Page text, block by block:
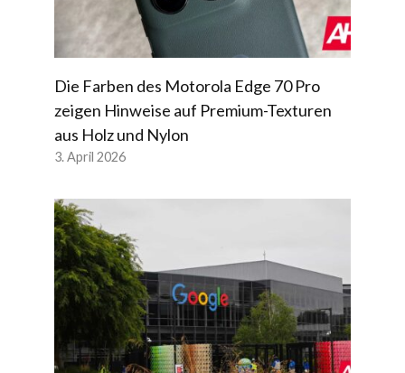
Die Farben des Motorola Edge 70 Pro
zeigen Hinweise auf Premium-Texturen
aus Holz und Nylon
3. April 2026